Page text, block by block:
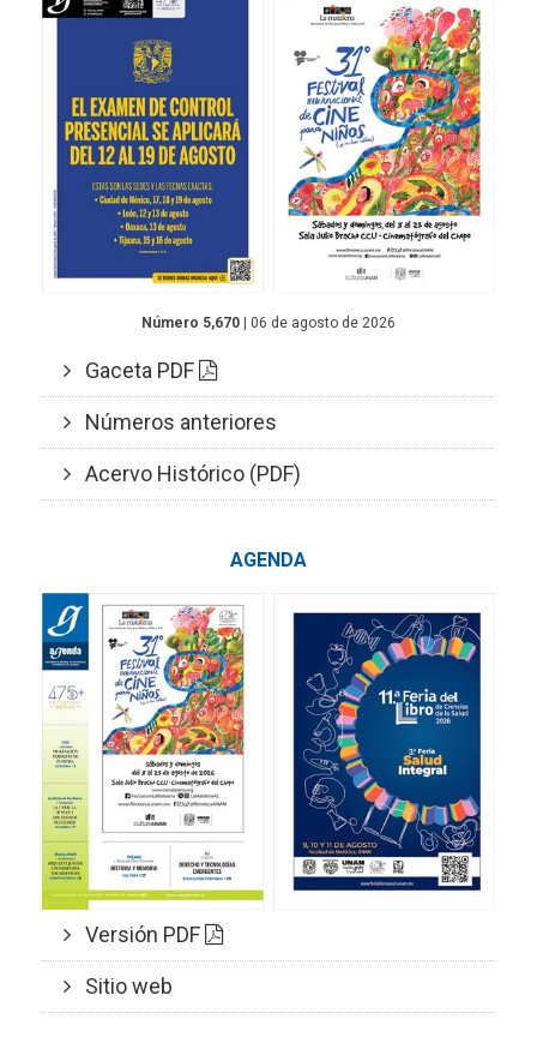
Número 5,670 | 06 de agosto de 2026
Gaceta PDF
Números anteriores
Acervo Histórico (PDF)
AGENDA
Versión PDF
Sitio web